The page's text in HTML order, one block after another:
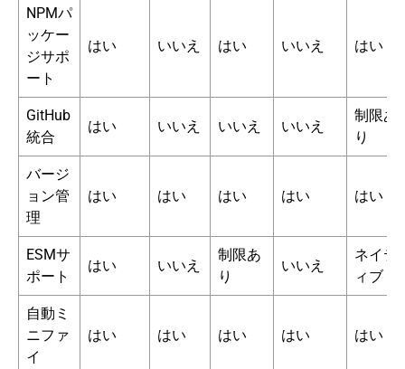
NPMパ
ッケー
ジサポ
ート
はい いいえ はい いいえ はい
GitHub
統合
はい いいえ いいえ いいえ
制限あ
り
バージ
ョン管
理
はい はい はい はい はい
ESMサ
ポート
はい いいえ
制限あ
り
いいえ
ネイテ
ィブ
自動ミ
ニファ
イ
はい はい はい はい はい